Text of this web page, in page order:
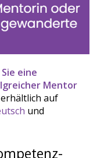
eine
Mentor
auf
und